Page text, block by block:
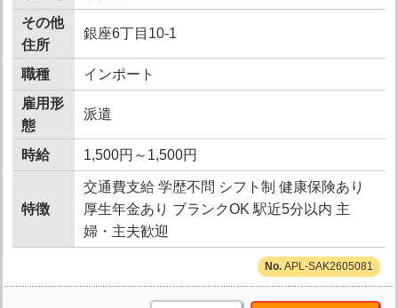
その他
住所
銀座6丁目10-1
職種
インポート
雇用形
態
派遣
時給 1,500円～1,500円
特徴
交通費支給 学歴不問 シフト制 健康保険あり
厚生年金あり ブランクOK 駅近5分以内 主
婦・主夫歓迎
APL-SAK2605081